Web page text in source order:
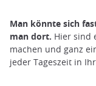
Man könnte sich
man dort. Hier sind
machen und ganz
jeder Tageszeit in